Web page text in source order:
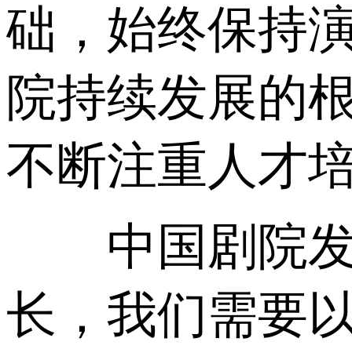
础，始终保持
院持续发展的
不断注重人才
中国剧院发
长，我们需要